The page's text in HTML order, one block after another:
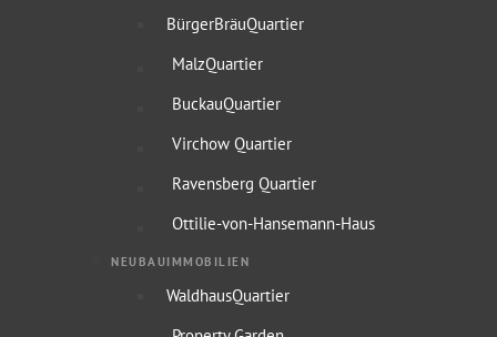
BürgerBräuQuartier
MalzQuartier
BuckauQuartier
Virchow Quartier
Ravensberg Quartier
Ottilie-von-Hansemann-Haus
NEUBAUIMMOBILIEN
WaldhausQuartier